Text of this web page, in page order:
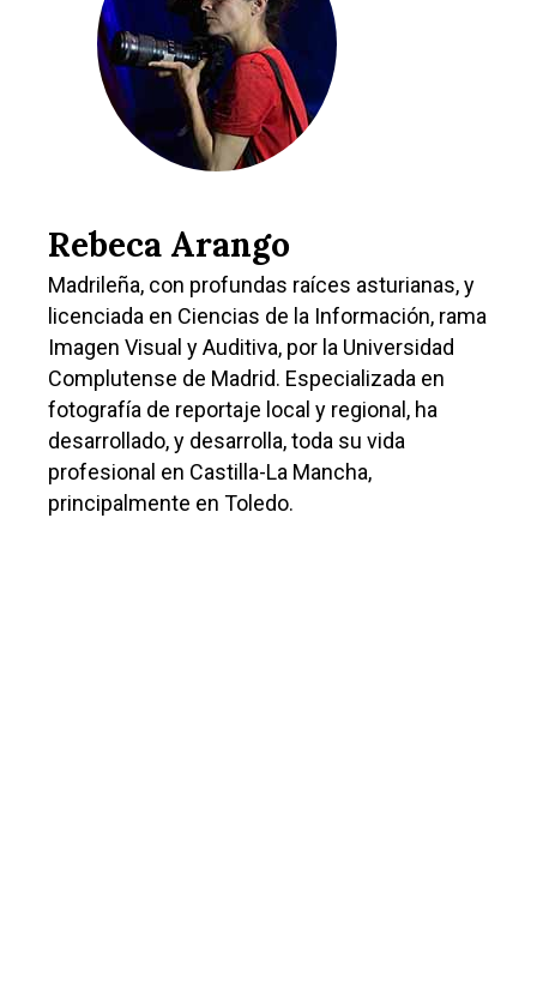
Rebeca Arango
Madrileña, con profundas raíces asturianas, y
licenciada en Ciencias de la Información, rama
Imagen Visual y Auditiva, por la Universidad
Complutense de Madrid. Especializada en
fotografía de reportaje local y regional, ha
desarrollado, y desarrolla, toda su vida
profesional en Castilla-La Mancha,
principalmente en Toledo.